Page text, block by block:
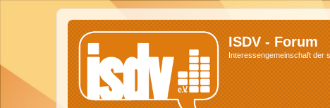
ISDV - Forum
Interessengemeinschaft der